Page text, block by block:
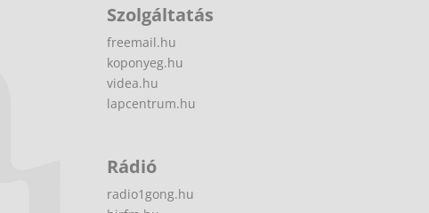
Szolgáltatás
freemail.hu
koponyeg.hu
videa.hu
lapcentrum.hu
Rádió
radio1gong.hu